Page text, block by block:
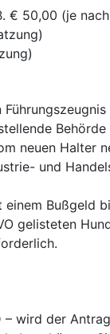
€ 50,00 (je
neuen Halter
und
Bußgeld
gelisteten
wird der